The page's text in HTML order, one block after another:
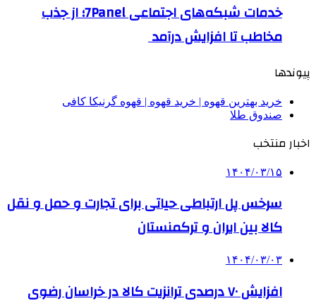
خدمات شبکه‌های اجتماعی 7Panel؛ از جذب
مخاطب تا افزایش درآمد
پیوندها
خرید بهترین قهوه | خرید قهوه | قهوه گرنیکا کافی
صندوق طلا
اخبار منتخب
۱۴۰۴/۰۳/۱۵
سرخس پل ارتباطی حیاتی برای تجارت و حمل و نقل
کالا بین ایران و ترکمنستان
۱۴۰۴/۰۳/۰۳
افزایش ۷۰ درصدی ترانزیت کالا در خراسان رضوی